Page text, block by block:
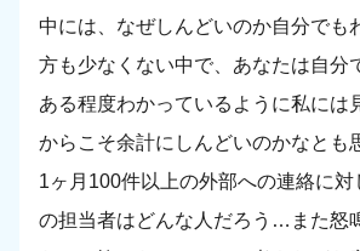
中には、なぜしんどいのか自分でも
方も少なくない中で、あなたは自分
ある程度わかっているように私には
からこそ余計にしんどいのかなとも
1ヶ月100件以上の外部への連絡に対
の担当者はどんな人だろう…また怒